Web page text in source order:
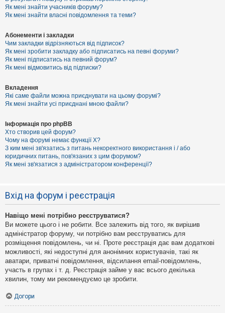
Як мені знайти учасників форуму?
Як мені знайти власні повідомлення та теми?
Абонементи і закладки
Чим закладки відрізняються від підписок?
Як мені зробити закладку або підписатись на певні форуми?
Як мені підписатись на певний форум?
Як мені відмовитись від підписки?
Вкладення
Які саме файли можна приєднувати на цьому форумі?
Як мені знайти усі приєднані мною файли?
Інформація про phpBB
Хто створив цей форум?
Чому на форумі немає функції X?
З ким мені зв'язатись з питань некоректного використання і / або
юридичних питань, пов'язаних з цим форумом?
Як мені зв'язатися з адміністратором конференції?
Вхід на форум і реєстрація
Навіщо мені потрібно реєструватися?
Ви можете цього і не робити. Все залежить від того, як вирішив
адміністратор форуму, чи потрібно вам реєструватись для
розміщення повідомлень, чи ні. Проте реєстрація дає вам додаткові
можливості, які недоступні для анонімних користувачів, такі як
аватари, приватні повідомлення, відсилання email-повідомлень,
участь в групах і т. д. Реєстрація займе у вас всього декілька
хвилин, тому ми рекомендуємо це зробити.
Догори